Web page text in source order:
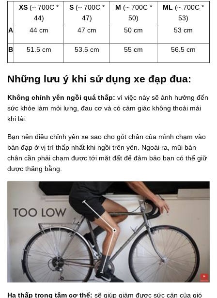
XS (~ 700C *
44)
S (~ 700C *
47)
M (~ 700C *
50)
ML (~ 700C *
53)
A
44 cm 47 cm 50 cm 53 cm
B 51.5 cm 53.5 cm 55 cm 56.5 cm
Những lưu ý khi sử dụng xe đạp đua:
Không chỉnh yên ngồi quá thấp: vì việc này sẽ ảnh hưởng đến
sức khỏe làm mỏi lưng, đau cơ và có cảm giác không thoải mái
khi lái.
Bạn nên điều chỉnh yên xe sao cho gót chân của mình chạm vào
bàn đạp ở vị trí thấp nhất khi ngồi trên yên. Ngoài ra, mũi bàn
chân cần phải chạm được tới mặt đất để đảm bảo bạn có thể giữ
được thăng bằng.
Hạ thấp trọng tâm cơ thể: sẽ giúp giảm được sức cản của gió